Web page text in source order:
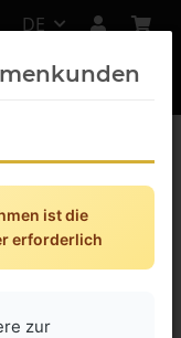
DE
ist die
erforderlich
zur